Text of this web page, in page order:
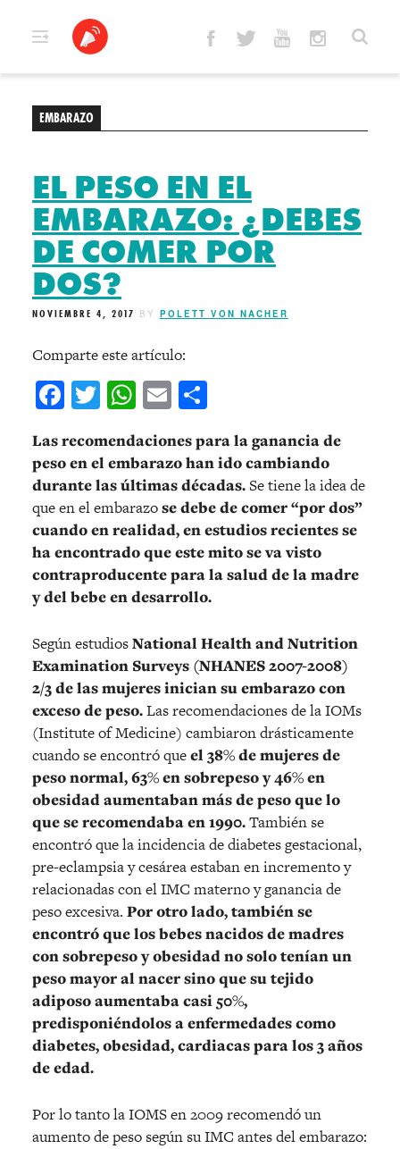
EMBARAZO
EL PESO EN EL
EMBARAZO: ¿DEBES
DE COMER POR
DOS?
NOVIEMBRE 4, 2017 BY POLETT VON NACHER
Comparte este artículo:
Facebook
Twitter
WhatsApp
Email
Las recomendaciones para la ganancia de
peso en el embarazo han ido cambiando
durante las últimas décadas.Se tiene la idea de
que en el embarazose debe de comer “por dos”
cuando en realidad, en estudios recientes se
ha encontrado que este mito se va visto
contraproducente para la salud de la madre
y del bebe en desarrollo.
Según estudiosNational Health and Nutrition
Examination Surveys (NHANES 2007-2008)
2/3 de las mujeres inician su embarazo con
exceso de peso.Las recomendaciones de la IOMs
(Institute of Medicine) cambiaron drásticamente
cuando se encontró queel 38% de mujeres de
peso normal, 63% en sobrepeso y 46% en
obesidad aumentaban más de peso que lo
que se recomendaba en 1990.También se
encontró que la incidencia de diabetes gestacional,
pre-eclampsia y cesárea estaban en incremento y
relacionadas con el IMC materno y ganancia de
peso excesiva. Por otro lado, también se
encontró que los bebes nacidos de madres
con sobrepeso y obesidad no solo tenían un
peso mayor al nacer sino que su tejido
adiposo aumentaba casi 50%,
predisponiéndolos a enfermedades como
diabetes, obesidad, cardiacas para los 3 años
de edad.
Por lo tanto la IOMS en 2009 recomendó un
aumento de peso según su IMC antes del embarazo: